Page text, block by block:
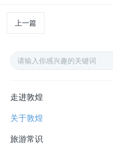
上一篇
走进敦煌
关于敦煌
旅游常识